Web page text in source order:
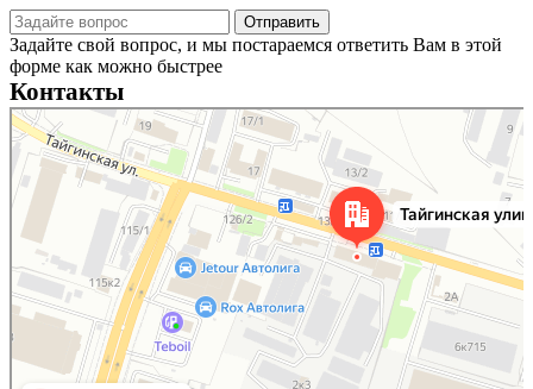
Задайте свой вопрос, и мы постараемся ответить Вам в этой
форме как можно быстрее
Контакты
Новосибирск
Тайгинская улица, 2 на карте Новосибирска — Яндекс Карты